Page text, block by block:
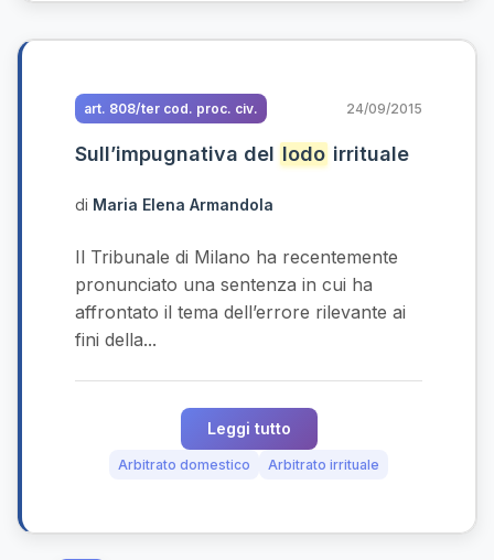
art. 808/ter cod. proc. civ. 24/09/2015
Sull’impugnativa del lodo irrituale
di Maria Elena Armandola
Il Tribunale di Milano ha recentemente
pronunciato una sentenza in cui ha
affrontato il tema dell’errore rilevante ai
fini della...
Leggi tutto
Arbitrato domestico Arbitrato irrituale